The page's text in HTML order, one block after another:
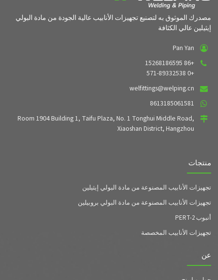
مصدرك الموثوق به لتصنيع تجهيزات الأنابيب عالية الجودة من مادة البولي
إيثيلين عالي الكثافة
Pan Yan
+86 15268186595
+0 571-89332538
welfittings@welping.cn
8613185061581
Room 1904 Building 1, Taifu Plaza, No. 1 Tonghui Middle Road,
Xiaoshan District, Hangzhou
منتجات
تجهيزات الأنابيب المصنوعة من مادة البولي إيثيلين
تجهيزات الأنابيب المصنوعة من مادة البولي بروبيلين
أنبوب PERT-2
تجهيزات الأنابيب المخصصة
عن